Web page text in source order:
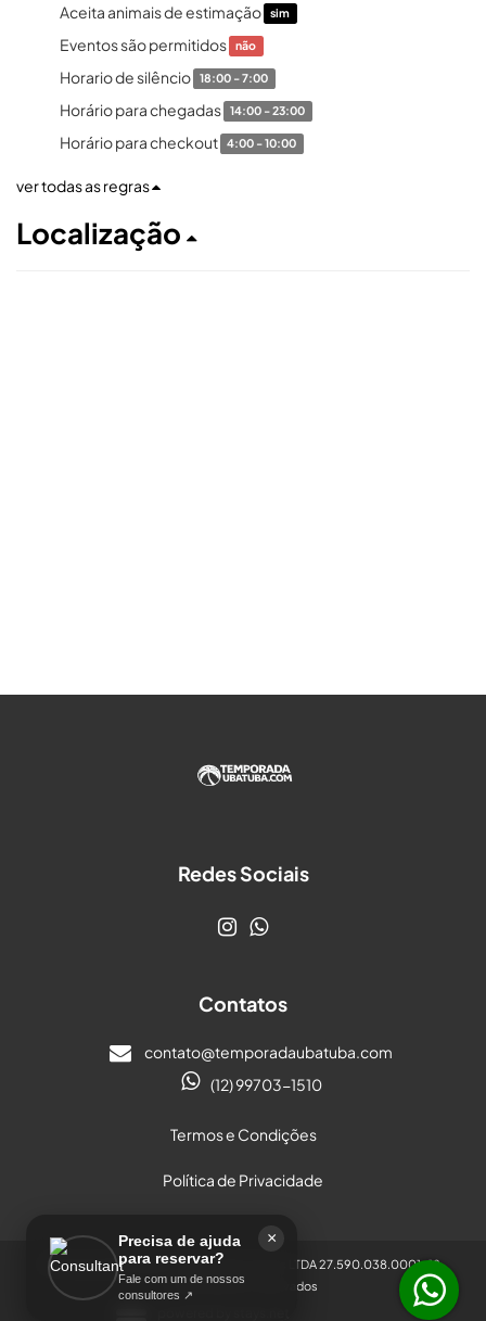
×
Precisa de ajuda
para reservar?
Fale com um de nossos
consultores ↗
Aceita animais de estimação sim
Eventos são permitidos não
Horario de silêncio 18:00 - 7:00
Horário para chegadas 14:00 - 23:00
Horário para checkout 4:00 - 10:00
ver todas as regras
Localização
Redes Sociais
Contatos
contato@temporadaubatuba.com
(12) 99703-1510
Termos e Condições
Política de Privacidade
© Temporada Ubatuba - Aluguel de imoveis LTDA 27.590.038.0001-18.
Todos direitos reservados